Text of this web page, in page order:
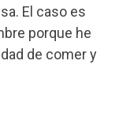
El caso es
porque he
de comer y